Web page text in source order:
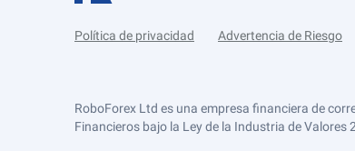
Política de privacidad Advertencia de Riesgo
RoboForex Ltd es una empresa financiera de
Financieros bajo la Ley de la Industria de Valores